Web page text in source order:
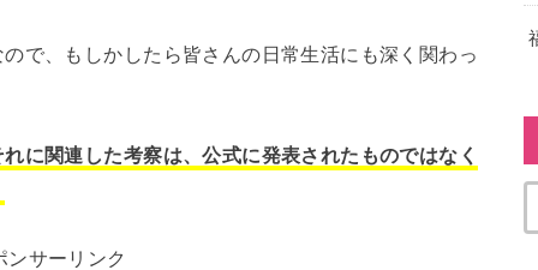
で、もしかしたら皆さんの日常生活にも深く関わっ
に関連した考察は、公式に発表されたものではなく
ンサーリンク